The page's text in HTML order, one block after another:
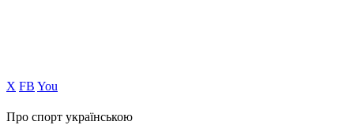
Х FB You
Про спорт українською